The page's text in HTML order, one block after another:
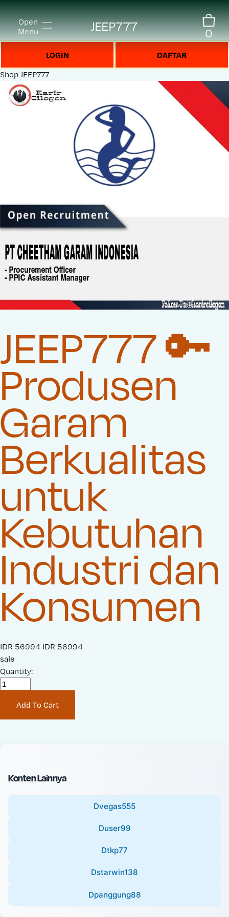
Open
Menu
JEEP777 0
LOGIN DAFTAR
Shop JEEP777
JEEP777 🔑
Produsen
Garam
Berkualitas
untuk
Kebutuhan
Industri dan
Konsumen
S
a
l
e
i
IDR 56994 O
n
a
c
e
IDR 56994
sale
Quantity:
Add To Cart
Konten Lainnya
Dvegas555
Duser99
Dtkp77
Dstarwin138
Dpanggung88